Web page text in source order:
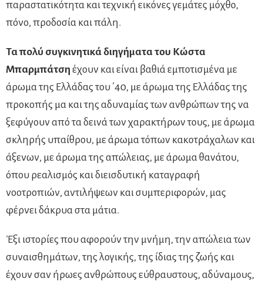
παραστατικότητα και τεχνική εικόνες γεμάτες μόχθο,
πόνο, προδοσία και πάλη.
Τα πολύ συγκινητικά διηγήματα του Κώστα
Μπαρμπάτση έχουν και είναι βαθιά εμποτισμένα με
άρωμα της Ελλάδας του ΄40, με άρωμα της Ελλάδας της
προκοπής μα και της αδυναμίας των ανθρώπων της να
ξεφύγουν από τα δεινά των χαρακτήρων τους, με άρωμα
σκληρής υπαίθρου, με άρωμα τόπων κακοτράχαλων και
άξενων, με άρωμα της απώλειας, με άρωμα θανάτου,
όπου ρεαλισμός και διεισδυτική καταγραφή
νοοτροπιών, αντιλήψεων και συμπεριφορών, μας
φέρνει δάκρυα στα μάτια.
Έξι ιστορίες που αφορούν την μνήμη, την απώλεια των
συναισθημάτων, της λογικής, της ίδιας της ζωής και
έχουν σαν ήρωες ανθρώπους εύθραυστους, αδύναμους,